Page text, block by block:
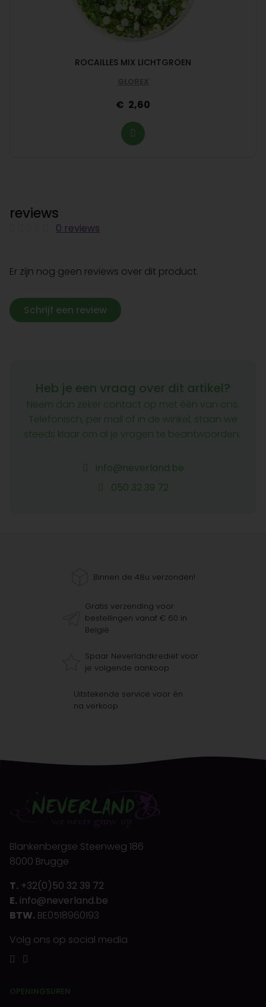
ROCAILLES MIX LICHTGROEN
GLOREX
2,60
reviews
0 reviews
Er zijn nog geen reviews over dit product.
Schrijf een review
Heb je een vraag over dit artikel?
Neem dan zeker contact op met één van ons.
Telefonisch, per mail of in de winkel, staan we
steeds klaar om al je vragen te beantwoorden.
info@neverland.be
050 32 39 72
Binnen de 48u verzonden!
Gratis verzending voor
bestellingen vanaf € 60 in
België
Spaar Neverlandkrediet voor
je volgende aankoop
Uitstekende service voor én
na verkoop
Blankenbergse Steenweg 186
8000 Brugge
T. +32(0)50 32 39 72
E. info@neverland.be
BTW. BE0518960193
Volg ons op social media
OPENINGSUREN